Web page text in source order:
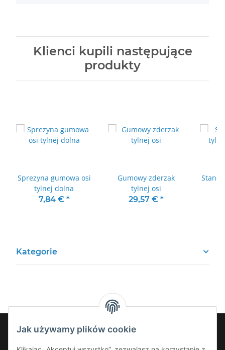
Jak używamy plików cookie
Klienci kupili następujące
produkty
Sprezyna gumowa osi
tylnej dolna
7,84 € *
Gumowy zderzak
tylnej osi
29,57 € *
Kategorie